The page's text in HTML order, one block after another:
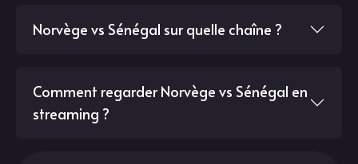
Norvège vs Sénégal sur quelle chaîne ?
Comment regarder Norvège vs Sénégal en
streaming ?